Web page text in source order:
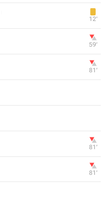
12‎’‎
59‎’‎
81‎’‎
81‎’‎
81‎’‎